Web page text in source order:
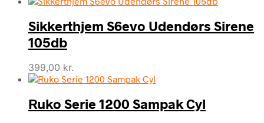
Sikkerthjem S6evo Udendørs Sirene
105db
399,00 kr.
Ruko Serie 1200 Sampak Cyl